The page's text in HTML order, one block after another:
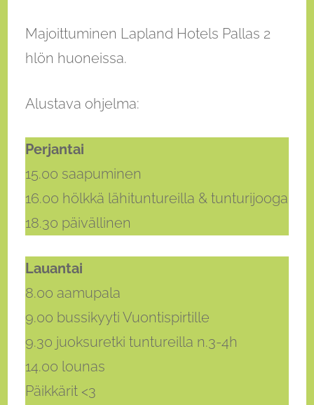
Majoittuminen Lapland Hotels Pallas 2
hlön huoneissa.
Alustava ohjelma:
Perjantai
15.00 saapuminen
16.00 hölkkä lähituntureilla & tunturijooga
18.30 päivällinen
Lauantai
8.00 aamupala
9.00 bussikyyti Vuontispirtille
9.30 juoksuretki tuntureilla n.3-4h
14.00 lounas
Päikkärit <3